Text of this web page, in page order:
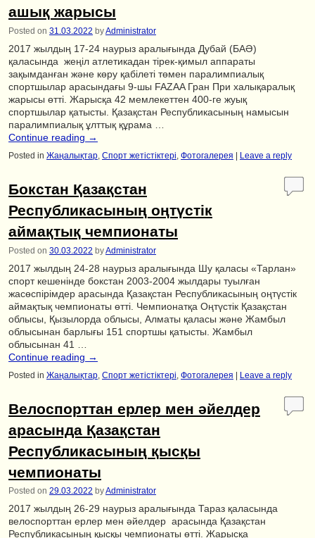
ашық жарысы
Posted on 31.03.2022 byAdministrator
2017 жылдың 17-24 наурыз аралығында Дубай (БАӘ)
қаласында жеңіл атлетикадан тірек-қимыл аппараты
зақымданған және көру қабілеті төмен паралимпиалық
спортшылар арасындағы 9-шы FAZAA Гран При халықаралық
жарысы өтті. Жарысқа 42 мемлекеттен 400-ге жуық
спортшылар қатысты. Қазақстан Республикасының намысын
паралимпиалық ұлттық құрама …
Continue reading →
Posted in Жаңалықтар Спорт жетістіктері Фотогалерея Leave a reply
Бокстан Қазақстан
Республикасының оңтүстік
аймақтық чемпионаты
Posted on 30.03.2022 byAdministrator
2017 жылдың 24-28 наурыз аралығында Шу қаласы «Тарлан»
спорт кешенінде бокстан 2003-2004 жылдары туылған
жасөспірімдер арасында Қазақстан Республикасының оңтүстік
аймақтық чемпионаты өтті. Чемпионатқа Оңтүстік Қазақстан
облысы, Қызылорда облысы, Алматы қаласы және Жамбыл
облысынан барлығы 151 спортшы қатысты. Жамбыл
облысынан 41 …
Continue reading →
Posted in Жаңалықтар Спорт жетістіктері Фотогалерея Leave a reply
Велоспорттан ерлер мен әйелдер
арасында Қазақстан
Республикасының қысқы
чемпионаты
Posted on 29.03.2022 byAdministrator
2017 жылдың 26-29 наурыз аралығында Тараз қаласында
велоспорттан ерлер мен әйелдер арасында Қазақстан
Республикасының қысқы чемпионаты өтті. Жарысқа